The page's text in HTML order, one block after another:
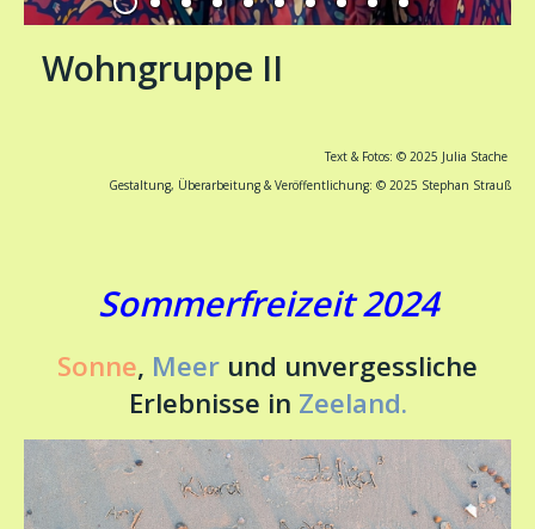
Wohngruppe II
Gestaltung, Überarbeitung & Veröffentlichung: © 2025 Stephan Strauß
Sommerfreizeit 2024
Erlebnisse inZeeland.